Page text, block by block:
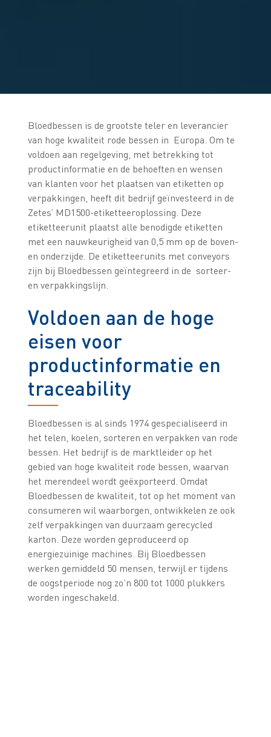
Bloedbessen is de grootste teler en leverancier
van hoge kwaliteit rode bessen in Europa. Om te
voldoen aan regelgeving, met betrekking tot
productinformatie en de behoeften en wensen
van klanten voor het plaatsen van etiketten op
verpakkingen, heeft dit bedrijf geïnvesteerd in de
Zetes’ MD1500-etiketteeroplossing. Deze
etiketteerunit plaatst alle benodigde etiketten
met een nauwkeurigheid van 0,5 mm op de boven-
en onderzijde. De etiketteerunits met conveyors
zijn bij Bloedbessen geïntegreerd in de sorteer-
en verpakkingslijn.
Voldoen aan de hoge
eisen voor
productinformatie en
traceability
Bloedbessen is al sinds 1974 gespecialiseerd in
het telen, koelen, sorteren en verpakken van rode
bessen. Het bedrijf is de marktleider op het
gebied van hoge kwaliteit rode bessen, waarvan
het merendeel wordt geëxporteerd. Omdat
Bloedbessen de kwaliteit, tot op het moment van
consumeren wil waarborgen, ontwikkelen ze ook
zelf verpakkingen van duurzaam gerecycled
karton. Deze worden geproduceerd op
energiezuinige machines. Bij Bloedbessen
werken gemiddeld 50 mensen, terwijl er tijdens
de oogstperiode nog zo’n 800 tot 1000 plukkers
worden ingeschakeld.